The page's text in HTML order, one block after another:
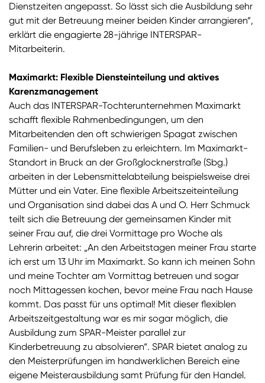
Dienstzeiten angepasst. So lässt sich die Ausbildung sehr
gut mit der Betreuung meiner beiden Kinder arrangieren“,
erklärt die engagierte 28-jährige INTERSPAR-
Mitarbeiterin.
Maximarkt: Flexible Diensteinteilung und aktives
Karenzmanagement
Auch das INTERSPAR-Tochterunternehmen Maximarkt
schafft flexible Rahmenbedingungen, um den
Mitarbeitenden den oft schwierigen Spagat zwischen
Familien- und Berufsleben zu erleichtern. Im Maximarkt-
Standort in Bruck an der Großglocknerstraße (Sbg.)
arbeiten in der Lebensmittelabteilung beispielsweise drei
Mütter und ein Vater. Eine flexible Arbeitszeiteinteilung
und Organisation sind dabei das A und O. Herr Schmuck
teilt sich die Betreuung der gemeinsamen Kinder mit
seiner Frau auf, die drei Vormittage pro Woche als
Lehrerin arbeitet: „An den Arbeitstagen meiner Frau starte
ich erst um 13 Uhr im Maximarkt. So kann ich meinen Sohn
und meine Tochter am Vormittag betreuen und sogar
noch Mittagessen kochen, bevor meine Frau nach Hause
kommt. Das passt für uns optimal! Mit dieser flexiblen
Arbeitszeitgestaltung war es mir sogar möglich, die
Ausbildung zum SPAR-Meister parallel zur
Kinderbetreuung zu absolvieren“. SPAR bietet analog zu
den Meisterprüfungen im handwerklichen Bereich eine
eigene Meisterausbildung samt Prüfung für den Handel.